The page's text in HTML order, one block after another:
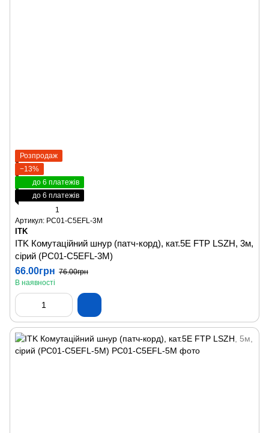
Розпродаж
−13%
до 6 платежів
до 6 платежів
1
Артикул: PC01-C5EFL-3M
ITK
ITK Комутаційний шнур (патч-корд), кат.5Е FTP LSZH, 3м,
сірий (PC01-C5EFL-3M)
66.00грн 76.00грн
В наявності